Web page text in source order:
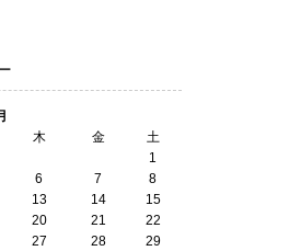
木
金
土
1
6
7
8
13
14
15
20
21
22
27
28 29